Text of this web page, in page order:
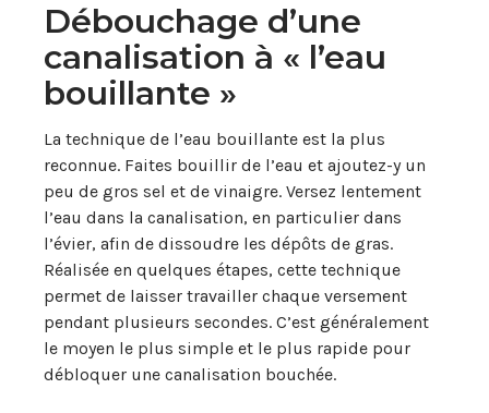
Débouchage d’une
canalisation à « l’eau
bouillante »
La technique de l’eau bouillante est la plus
reconnue. Faites bouillir de l’eau et ajoutez-y un
peu de gros sel et de vinaigre. Versez lentement
l’eau dans la canalisation, en particulier dans
l’évier, afin de dissoudre les dépôts de gras.
Réalisée en quelques étapes, cette technique
permet de laisser travailler chaque versement
pendant plusieurs secondes. C’est généralement
le moyen le plus simple et le plus rapide pour
débloquer une canalisation bouchée.